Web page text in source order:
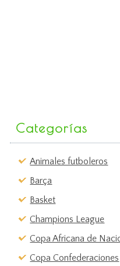
Categorías
Animales futboleros
Barça
Basket
Champions League
Copa Africana de
Copa Confederaciones